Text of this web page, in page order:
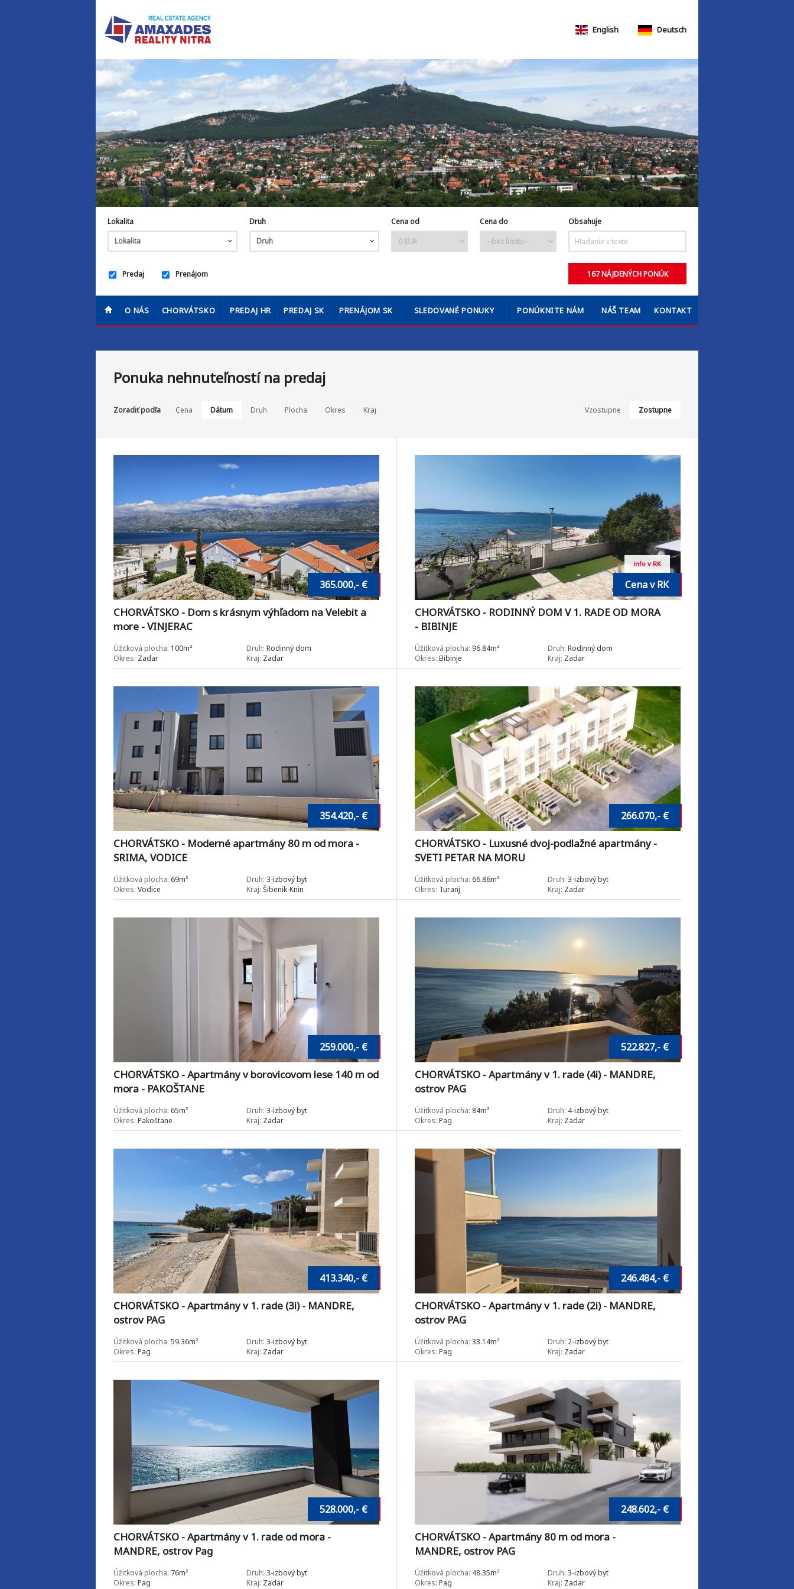
Ponuka nehnuteľností na predaj
Zoradiť podľa Cena Dátum Druh Plocha Okres Kraj Vzostupne Zostupne
CHORVÁTSKO - Dom s krásnym výhľadom na Velebit a
more - VINJERAC
365.000,- €
Úžitková plocha: 100m² Druh: Rodinný dom
Okres: Zadar Kraj: Zadar
CHORVÁTSKO - RODINNÝ DOM V 1. RADE OD MORA
- BIBINJE
Cena v RK
info v RK
Úžitková plocha: 96.84m² Druh: Rodinný dom
Okres: Bibinje Kraj: Zadar
CHORVÁTSKO - Moderné apartmány 80 m od mora -
SRIMA, VODICE
354.420,- €
Úžitková plocha: 69m² Druh: 3-izbový byt
Okres: Vodice Kraj: Šibenik-Knin
CHORVÁTSKO - Luxusné dvoj-podlažné apartmány -
SVETI PETAR NA MORU
266.070,- €
Úžitková plocha: 66.86m² Druh: 3-izbový byt
Okres: Turanj Kraj: Zadar
CHORVÁTSKO - Apartmány v borovicovom lese 140 m od
mora - PAKOŠTANE
259.000,- €
Úžitková plocha: 65m² Druh: 3-izbový byt
Okres: Pakoštane Kraj: Zadar
CHORVÁTSKO - Apartmány v 1. rade (4i) - MANDRE,
ostrov PAG
522.827,- €
Úžitková plocha: 84m² Druh: 4-izbový byt
Okres: Pag Kraj: Zadar
CHORVÁTSKO - Apartmány v 1. rade (3i) - MANDRE,
ostrov PAG
413.340,- €
Úžitková plocha: 59.36m² Druh: 3-izbový byt
Okres: Pag Kraj: Zadar
CHORVÁTSKO - Apartmány v 1. rade (2i) - MANDRE,
ostrov PAG
246.484,- €
Úžitková plocha: 33.14m² Druh: 2-izbový byt
Okres: Pag Kraj: Zadar
CHORVÁTSKO - Apartmány v 1. rade od mora -
MANDRE, ostrov Pag
528.000,- €
Úžitková plocha: 76m² Druh: 3-izbový byt
Okres: Pag Kraj: Zadar
CHORVÁTSKO - Apartmány 80 m od mora -
MANDRE, ostrov PAG
248.602,- €
Úžitková plocha: 48.35m² Druh: 3-izbový byt
Okres: Pag Kraj: Zadar
English Deutsch
O NÁS CHORVÁTSKO PREDAJ HR PREDAJ SK PRENÁJOM SK SLEDOVANÉ PONUKY PONÚKNITE NÁM NÁŠ TEAM KONTAKT
Lokalita
Lokalita
Druh
Druh
Cena od Cena do Obsahuje
Predaj Prenájom